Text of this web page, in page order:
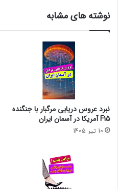
نوشته های مشابه
نبرد عروس دریایی مرگبار با جنگنده
F15 آمریکا در آسمان ایران
10 تیر 1405